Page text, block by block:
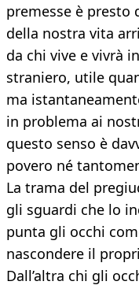
premesse è presto
della nostra vita
da chi vive e vivrà
straniero, utile
ma
in problema ai
questo senso è
povero né
La trama del
gli sguardi che lo
punta gli occhi
nascondere il
Dall’altra chi gli